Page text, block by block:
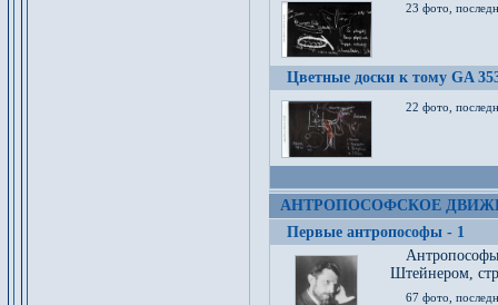
23 фото,
Цветные доски к тому GA
22 фото,
АНТРОПОСОФСКОЕ
Первые антропософы - 1
Штейнером,
67 фото,